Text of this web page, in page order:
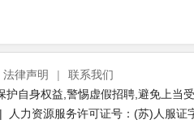
法律声明 |
联系我们
自身权益,警惕虚假招聘,避免上当
力资源服务许可证号：(苏)人服证